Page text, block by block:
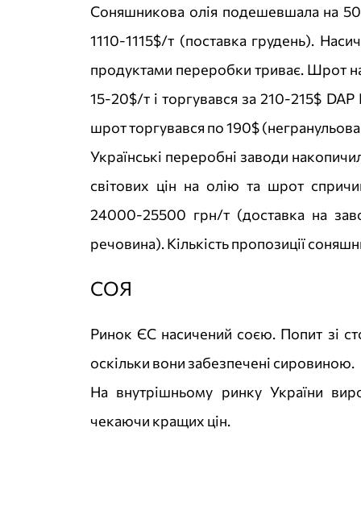
Соняшникова олія подешевшала на
1110-1115$/т (поставка грудень).
продуктами переробки триває. Шрот
15-20$/т і торгувався за 210-215$
шрот торгувався по 190$
Українські переробні заводи
світових цін на олію та шрот
24000-25500 грн/т (доставка на
речовина). Кількість пропозиції
СОЯ
Ринок ЄС насичений соєю. Попит зі
оскільки вони забезпечені сировиною.
На внутрішньому ринку України
чекаючи кращих цін.